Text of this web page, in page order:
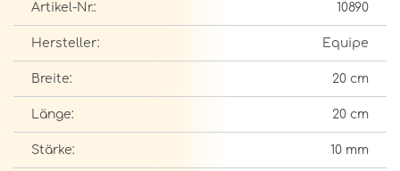
Artikel-Nr.: 10890
Hersteller: Equipe
Breite: 20 cm
Länge: 20 cm
Stärke: 10 mm